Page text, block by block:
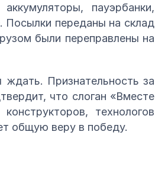
пауэрбанки,
переданы на склад
были переправлены на
Признательность за
что слоган «Вместе
технологов
общую веру в победу.